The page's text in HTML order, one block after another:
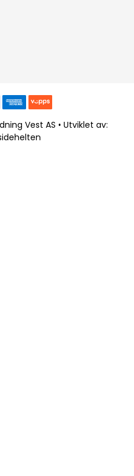
Vest AS • Utviklet av: